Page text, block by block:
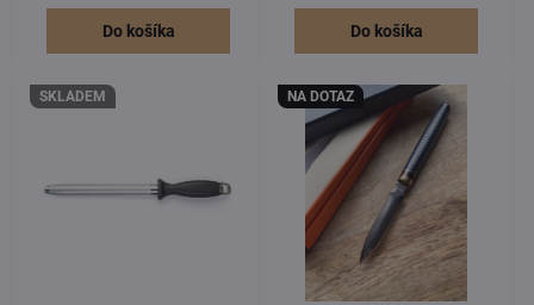
Do košíka Do košíka
SKLADEM NA DOTAZ